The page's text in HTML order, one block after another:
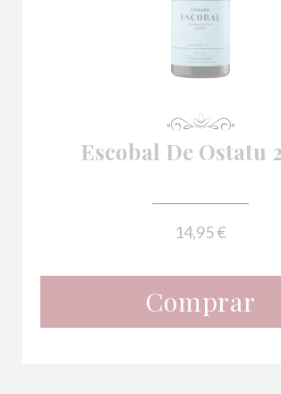

Escobal De Ostatu
14,95 €
Comprar